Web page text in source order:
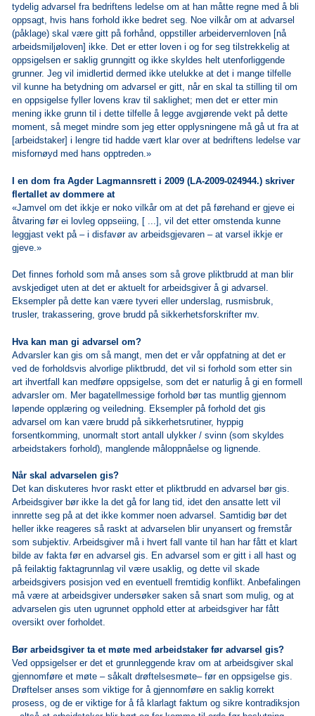
tydelig advarsel fra bedriftens ledelse om at han måtte regne med å bli
oppsagt, hvis hans forhold ikke bedret seg. Noe vilkår om at advarsel
(påklage) skal være gitt på forhånd, oppstiller arbeidervernloven [nå
arbeidsmiljøloven] ikke. Det er etter loven i og for seg tilstrekkelig at
oppsigelsen er saklig grunngitt og ikke skyldes helt utenforliggende
grunner. Jeg vil imidlertid dermed ikke utelukke at det i mange tilfelle
vil kunne ha betydning om advarsel er gitt, når en skal ta stilling til om
en oppsigelse fyller lovens krav til saklighet; men det er etter min
mening ikke grunn til i dette tilfelle å legge avgjørende vekt på dette
moment, så meget mindre som jeg etter opplysningene må gå ut fra at
[arbeidstaker] i lengre tid hadde vært klar over at bedriftens ledelse var
misfornøyd med hans opptreden.»
I en dom fra Agder Lagmannsrett i 2009 (LA-2009-024944.) skriver
flertallet av dommere at
«Jamvel om det ikkje er noko vilkår om at det på førehand er gjeve ei
åtvaring før ei lovleg oppseiing, [ ...], vil det etter omstenda kunne
leggjast vekt på – i disfavør av arbeidsgjevaren – at varsel ikkje er
gjeve.»
Det finnes forhold som må anses som så grove pliktbrudd at man blir
avskjediget uten at det er aktuelt for arbeidsgiver å gi advarsel.
Eksempler på dette kan være tyveri eller underslag, rusmisbruk,
trusler, trakassering, grove brudd på sikkerhetsforskrifter mv.
Hva kan man gi advarsel om?
Advarsler kan gis om så mangt, men det er vår oppfatning at det er
ved de forholdsvis alvorlige pliktbrudd, det vil si forhold som etter sin
art ihvertfall kan medføre oppsigelse, som det er naturlig å gi en formell
advarsler om. Mer bagatellmessige forhold bør tas muntlig gjennom
løpende opplæring og veiledning. Eksempler på forhold det gis
advarsel om kan være brudd på sikkerhetsrutiner, hyppig
forsentkomming, unormalt stort antall ulykker / svinn (som skyldes
arbeidstakers forhold), manglende måloppnåelse og lignende.
Når skal advarselen gis?
Det kan diskuteres hvor raskt etter et pliktbrudd en advarsel bør gis.
Arbeidsgiver bør ikke la det gå for lang tid, idet den ansatte lett vil
innrette seg på at det ikke kommer noen advarsel. Samtidig bør det
heller ikke reageres så raskt at advarselen blir unyansert og fremstår
som subjektiv. Arbeidsgiver må i hvert fall vante til han har fått et klart
bilde av fakta før en advarsel gis. En advarsel som er gitt i all hast og
på feilaktig faktagrunnlag vil være usaklig, og dette vil skade
arbeidsgivers posisjon ved en eventuell fremtidig konflikt. Anbefalingen
må være at arbeidsgiver undersøker saken så snart som mulig, og at
advarselen gis uten ugrunnet opphold etter at arbeidsgiver har fått
oversikt over forholdet.
Bør arbeidsgiver ta et møte med arbeidstaker før advarsel gis?
Ved oppsigelser er det et grunnleggende krav om at arbeidsgiver skal
gjennomføre et møte – såkalt drøftelsesmøte–før en oppsigelse gis.
Drøftelser anses som viktige for å gjennomføre en saklig korrekt
prosess, og de er viktige for å få klarlagt faktum og sikre kontradiksjon